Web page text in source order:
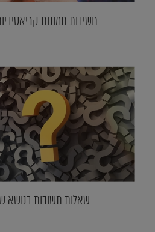
חשיבות תמונות
שאלות תשובות בנושא